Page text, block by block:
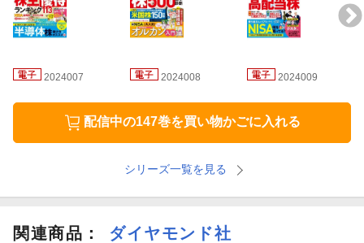
●番外編：1年で株価2倍になる株
◎第2特集
第2回ダイヤモンド・ザイNISA投信2024グランプリ
宣言！ザイは毎年、個人投資家目線でNISAで買いの投信を表彰し
●＜1＞日本株総合部門
●＜2＞ 日本中小型株部門
2024007 2024008 2024009
配信中の147巻を買い物かごに入れる
シリーズ一覧を見る
関連商品 ： ダイヤモンド社